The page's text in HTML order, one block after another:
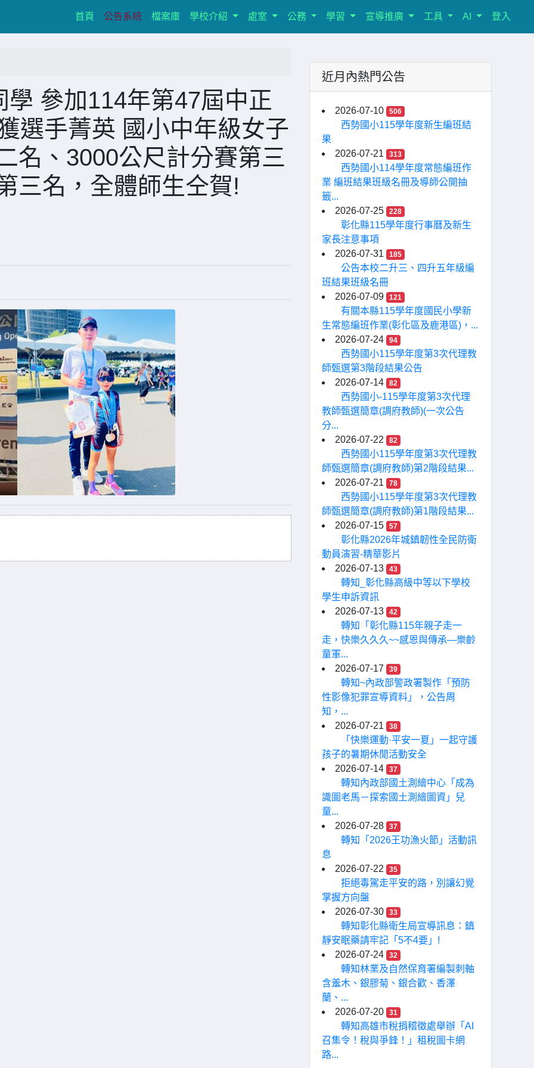
首頁 (current)
公告系統 檔案庫 學校介紹 處室 公務 學習 宣導推廣 工具 AI 登入
參加114年第47屆中正
選手菁英 國小中年級女子
名、3000公尺計分賽第三
三名，全體師生仝賀!
近月內熱門公告
2026-07-10 506
西勢國小115學年度新生編班結
果
2026-07-21
313
西勢國小114學年度常態編班作
業 編班結果班級名冊及導師公開抽
籤...
2026-07-25
228
彰化縣115學年度行事曆及新生
家長注意事項
2026-07-31
185
公告本校二升三、四升五年級編
班結果班級名冊
2026-07-09
121
有關本縣115學年度國民小學新
生常態編班作業(彰化區及鹿港區)，...
2026-07-24
94
西勢國小115學年度第3次代理教
師甄選第3階段結果公告
2026-07-14
82
西勢國小-115學年度第3次代理
教師甄選簡章(調府教師)(一次公告
分...
2026-07-22
82
西勢國小115學年度第3次代理教
師甄選簡章(調府教師)第2階段結果...
2026-07-21
78
西勢國小115學年度第3次代理教
師甄選簡章(調府教師)第1階段結果...
2026-07-15
57
彰化縣2026年城鎮韌性全民防衛
動員演習-精華影片
2026-07-13
43
轉知_彰化縣高級中等以下學校
學生申訴資訊
2026-07-13
42
轉知「彰化縣115年親子走一
走，快樂久久久~~感恩與傳承—樂齡
童軍...
2026-07-17
39
轉知~內政部警政署製作「預防
性影像犯罪宣導資料」，公告周
知，...
2026-07-21
38
「快樂運動·平安一夏」一起守護
孩子的暑期休閒活動安全
2026-07-14
37
轉知內政部國土測繪中心「成為
識圖老馬－探索國土測繪圖資」兒
童...
2026-07-28
37
轉知「2026王功漁火節」活動訊
息
2026-07-22
35
拒絕毒駕走平安的路，別讓幻覺
掌握方向盤
2026-07-30
33
轉知彰化縣衛生局宣導訊息：鎮
靜安眠藥請牢記「5不4要」!
2026-07-24
32
轉知林業及自然保育署編製刺軸
含羞木、銀膠菊、銀合歡、香澤
蘭、...
2026-07-20
31
轉知高雄市稅捐稽徵處舉辦「AI
召集令！稅與爭鋒！」租稅圖卡網
路...